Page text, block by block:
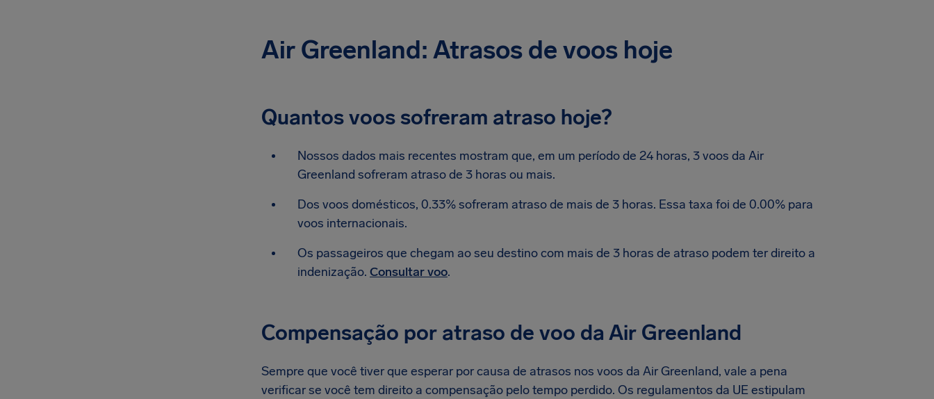
Air Greenland: Atrasos de voos hoje
Quantos voos sofreram atraso hoje?
Nossos dados mais recentes mostram que, em um período de 24 horas, 3 voos da Air
Greenland sofreram atraso de 3 horas ou mais.
Dos voos domésticos, 0.33% sofreram atraso de mais de 3 horas. Essa taxa foi de 0.00% para
voos internacionais.
Os passageiros que chegam ao seu destino com mais de 3 horas de atraso podem ter direito a
indenização. Consultar voo.
Compensação por atraso de voo da Air Greenland
Sempre que você tiver que esperar por causa de atrasos nos voos da Air Greenland, vale a pena
verificar se você tem direito a compensação pelo tempo perdido. Os regulamentos da UE estipulam